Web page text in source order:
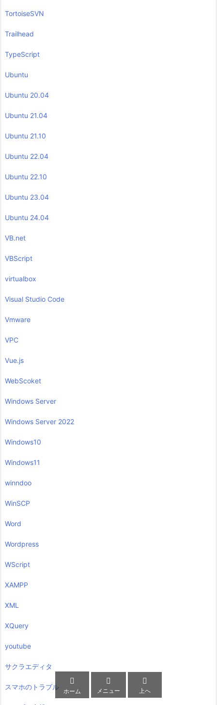
TortoiseSVN
Trailhead
TypeScript
Ubuntu
Ubuntu 20.04
Ubuntu 21.04
Ubuntu 21.10
Ubuntu 22.04
Ubuntu 22.10
Ubuntu 23.04
Ubuntu 24.04
VB.net
VBScript
virtualbox
Visual Studio Code
Vmware
VPC
Vue.js
WebScoket
Windows Server
Windows Server 2022
Windows10
Windows11
winndoo
WinSCP
Word
Wordpress
WScript
XAMPP
XML
XQuery
youtube
サクラエディタ
スマホのトラブル

ホーム

メニュー

上へ